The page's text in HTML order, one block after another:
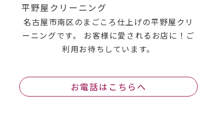
平野屋クリーニング
名古屋市南区のまごころ仕上げの平野屋クリ
ーニングです。 お客様に愛されるお店に！ご
利用お待ちしています。
お電話はこちらへ